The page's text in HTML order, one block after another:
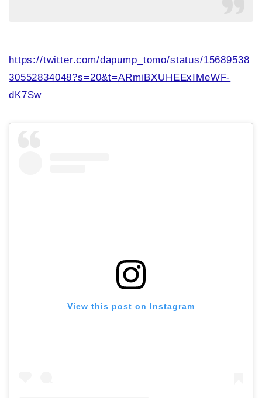
https://twitter.com/dapump_tomo/status/15689538
30552834048?s=20&t=ARmiBXUHEExIMeWF-
dK7Sw
View this post on Instagram